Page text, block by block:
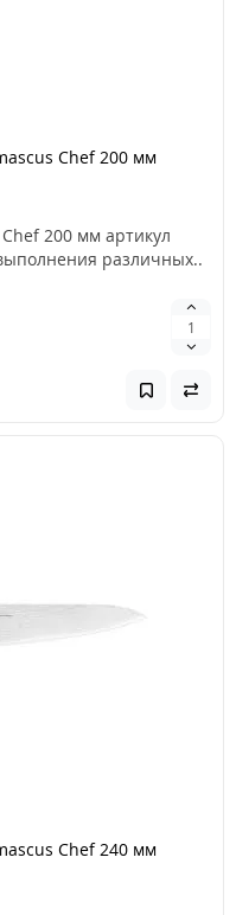
Chef 200 мм
200 мм артикул
различных..
Chef 240 мм